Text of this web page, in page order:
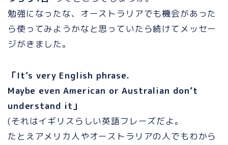
勉強になったな、オーストラリアでも機会があった
ら使ってみようかなと思っていたら続けてメッセー
ジがきました。
「It’s very English phrase.
Maybe even American or Australian don’t
understand it」
(それはイギリスらしい英語フレーズだよ。
たとえアメリカ人やオーストラリアの人でもわから